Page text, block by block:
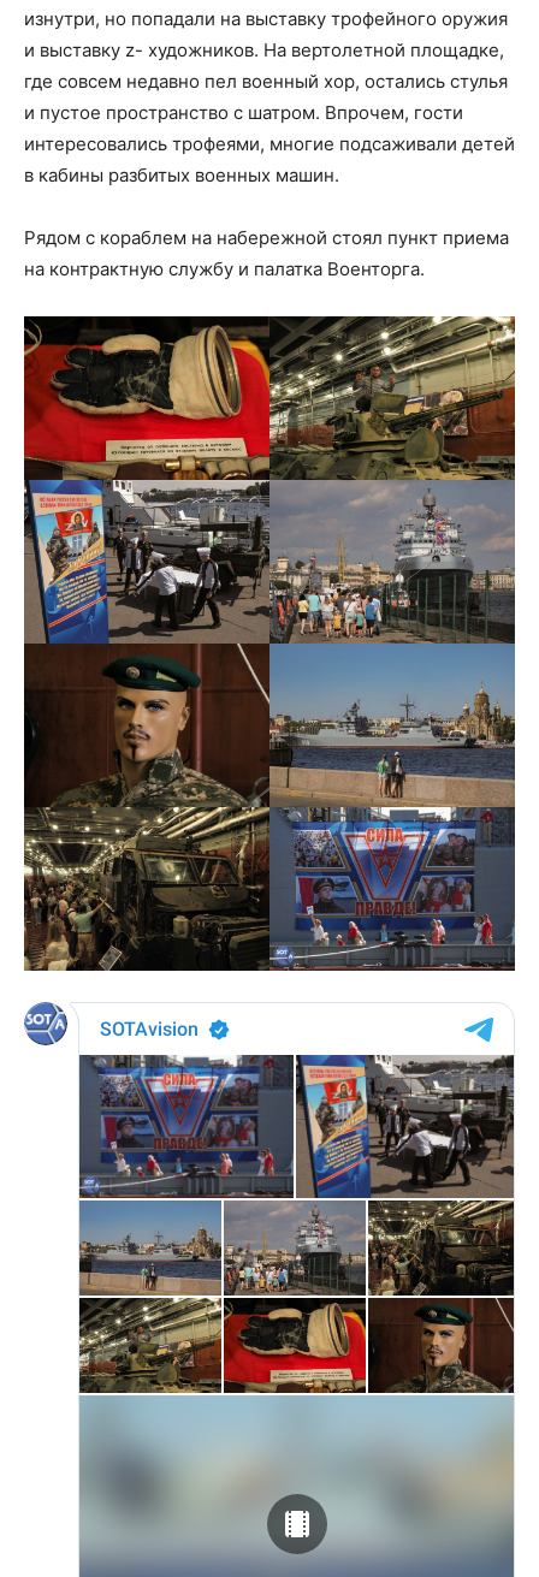
изнутри, но попадали на выставку трофейного оружия
и выставку z- художников. На вертолетной площадке,
где совсем недавно пел военный хор, остались стулья
и пустое пространство с шатром. Впрочем, гости
интересовались трофеями, многие подсаживали детей
в кабины разбитых военных машин.
Рядом с кораблем на набережной стоял пункт приема
на контрактную службу и палатка Военторга.